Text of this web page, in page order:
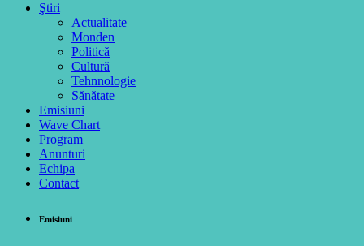
Ştiri
Actualitate
Monden
Politică
Cultură
Tehnnologie
Sănătate
Emisiuni
Wave Chart
Program
Anunturi
Echipa
Contact
Emisiuni